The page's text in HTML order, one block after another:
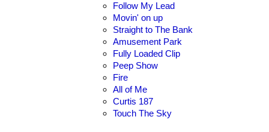
Follow My Lead
Movin' on up
Straight to The Bank
Amusement Park
Fully Loaded Clip
Peep Show
Fire
All of Me
Curtis 187
Touch The Sky